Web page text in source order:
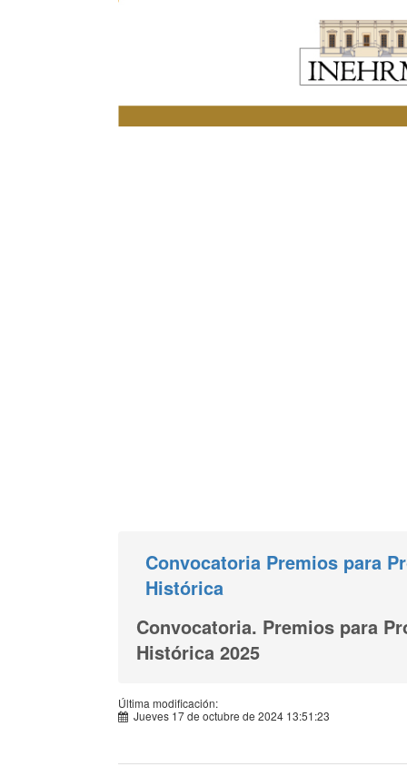
Convocatoria Premios para
Histórica
Convocatoria. Premios para
Histórica 2025
Última modificación:
Jueves 17 de octubre de 2024 13:51:23